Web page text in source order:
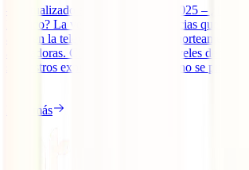
– Actualizado el 22 de agosto de 2025 – ¿Es
México? La verdad es que las noticias que han
años en la televisión sobre el país
alentadoras. Ciudades con altos niveles de
secuestros exprés… Sin embargo, no se puede
Leer más